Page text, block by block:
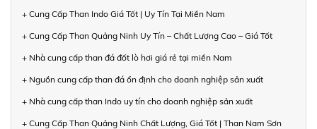
+ Cung Cấp Than Indo Giá Tốt | Uy Tín Tại Miền Nam
+ Cung Cấp Than Quảng Ninh Uy Tín – Chất Lượng Cao – Giá Tốt
+ Nhà cung cấp than đá đốt lò hơi giá rẻ tại miền Nam
+ Nguồn cung cấp than đá ổn định cho doanh nghiệp sản xuất
+ Nhà cung cấp than Indo uy tín cho doanh nghiệp sản xuất
+ Cung Cấp Than Quảng Ninh Chất Lượng, Giá Tốt | Than Nam Sơn